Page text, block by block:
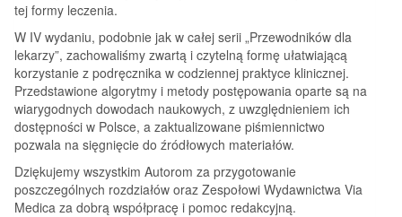
tej formy leczenia.
W IV wydaniu, podobnie jak w całej serii „Przewodników dla
lekarzy”, zachowaliśmy zwartą i czytelną formę ułatwiającą
korzystanie z podręcznika w codziennej praktyce klinicznej.
Przedstawione algorytmy i metody postępowania oparte są na
wiarygodnych dowodach naukowych, z uwzględnieniem ich
dostępności w Polsce, a zaktualizowane piśmiennictwo
pozwala na sięgnięcie do źródłowych materiałów.
Dziękujemy wszystkim Autorom za przygotowanie
poszczególnych rozdziałów oraz Zespołowi Wydawnictwa Via
Medica za dobrą współpracę i pomoc redakcyjną.